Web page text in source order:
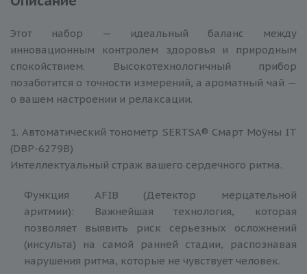
Этот набор — идеальный баланс между
инновационным контролем здоровья и природным
спокойствием. Высокотехнологичный прибор
позаботится о точности измерений, а ароматный чай —
о вашем настроении и релаксации.
1. Автоматический тонометр SERTSA® Смарт Моӯны IT
(DBP-6279B)
Интеллектуальный страж вашего сердечного ритма.
Функция AFIB (Детектор мерцательной
аритмии): Важнейшая технология, которая
позволяет выявить риск серьезных осложнений
(инсульта) на самой ранней стадии, распознавая
нарушения ритма, которые не чувствует человек.